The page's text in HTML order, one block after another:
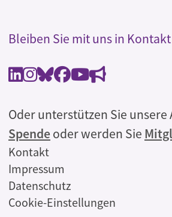
Bleiben Sie mit uns in Kontakt
Oder unterstützen Sie
Spendeoder werden Sie
Rechtliches
Kontakt
Impressum
Datenschutz
Cookie-Einstellungen